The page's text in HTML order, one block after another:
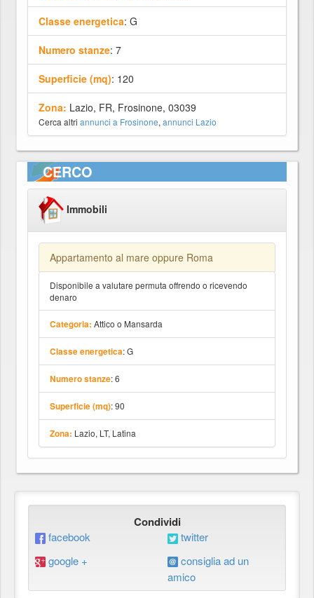
Classe energetica: G
Numero stanze: 7
Superficie (mq): 120
Zona: Lazio, FR, Frosinone, 03039
Cerca altri annunci a Frosinone, annunci Lazio
CERCO
Immobili
Appartamento al mare oppure Roma
Disponibile a valutare permuta offrendo o ricevendo
denaro
Categoria: Attico o Mansarda
Classe energetica: G
Numero stanze: 6
Superficie (mq): 90
Zona: Lazio, LT, Latina
Condividi
facebook
twitter
google +
consiglia ad un
amico